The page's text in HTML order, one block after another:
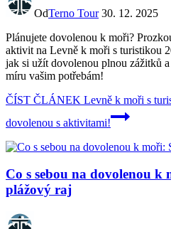
OdTerno Tour 30. 12. 2025
Plánujete dovolenou k moři?
aktivit na Levně k moři s turistikou
jak si užít dovolenou plnou zážitků
míru vašim potřebám!
ČÍST ČLÁNEK Levně k moři s
dovolenou s aktivitami!
Co s sebou na dovolenou k
plážový raj